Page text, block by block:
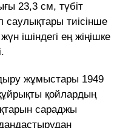
23,3 см, түбіт
саулықтары тиісінше
ішіндегі ең жіңішке
жұмыстары 1949
қойлардың
сараджы